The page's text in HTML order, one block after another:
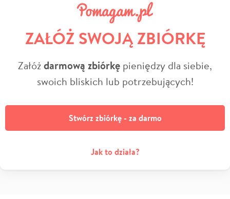
ZAŁÓŻ SWOJĄ ZBIÓRKĘ
Załóżdarmową zbiórkę pieniędzy dla siebie,
swoich bliskich lub potrzebujących!
Stwórz zbiórkę - za darmo
Jak to działa?